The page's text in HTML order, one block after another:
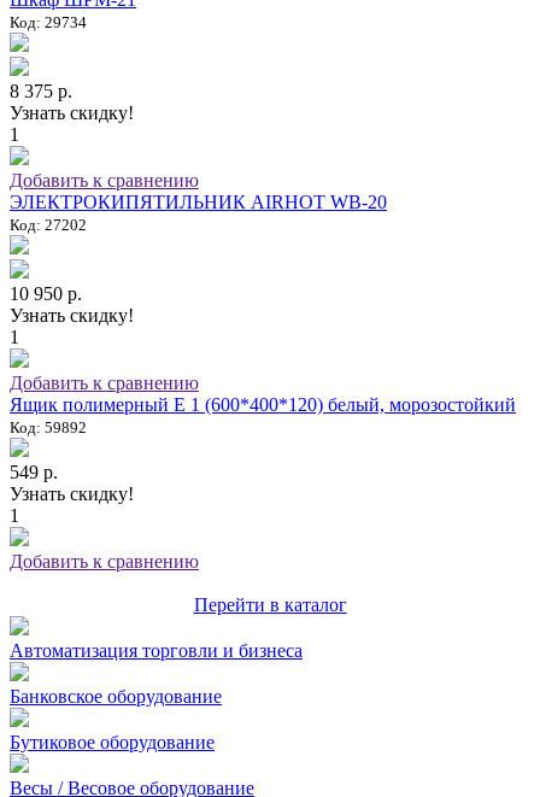
Код: 29734
8 375 р.
Узнать скидку!
1
Добавить к сравнению
ЭЛЕКТРОКИПЯТИЛЬНИК AIRHOT WB-20
Код: 27202
10 950 р.
Узнать скидку!
1
Добавить к сравнению
Ящик полимерный E 1 (600*400*120) белый, морозостойкий
Код: 59892
549 р.
Узнать скидку!
1
Добавить к сравнению
Перейти в каталог
Автоматизация торговли и бизнеса
Банковское оборудование
Бутиковое оборудование
Весы / Весовое оборудование